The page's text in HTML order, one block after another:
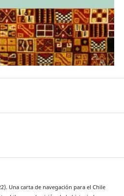
Una carta de navegación para el Chile